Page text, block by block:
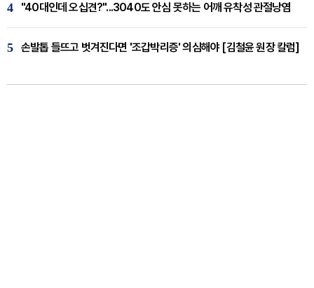
4 "40대인데 오십견?"...3040도 안심 못하는 어깨 유착성 관절낭염
5 손발톱 들뜨고 벗겨진다면 '조갑박리증' 의심해야 [김철윤 원장 칼럼]